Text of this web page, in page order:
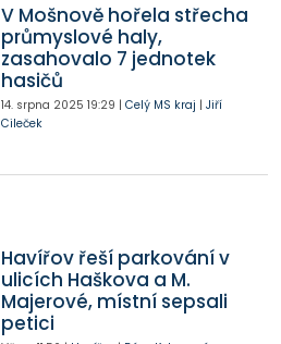
V Mošnově hořela střecha
průmyslové haly,
zasahovalo 7 jednotek
hasičů
14. srpna 2025 19:29 | Celý MS kraj | Jiří
Cileček
Havířov řeší parkování v
ulicích Haškova a M.
Majerové, místní sepsali
petici